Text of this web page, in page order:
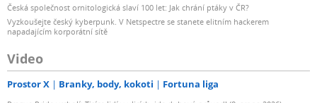
Česká společnost ornitologická slaví 100 let: Jak chrání ptáky v ČR?
Vyzkoušejte český kyberpunk. V Netspectre se stanete elitním hackerem
napadajícím korporátní sítě
Video
Prostor X Branky, body, kokoti Fortuna liga